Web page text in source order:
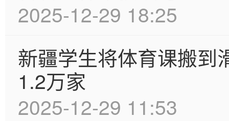
2025-12-29 18:25
新疆学生将体育课搬到
1.2万家
2025-12-29 11:53